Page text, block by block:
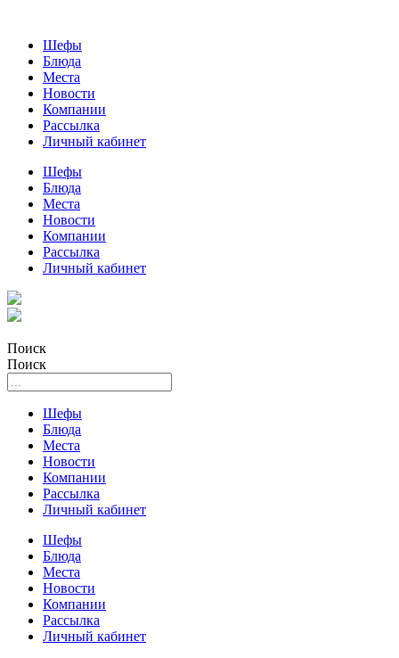
Шефы
Блюда
Места
Новости
Компании
Рассылка
Личный кабинет
Шефы
Блюда
Места
Новости
Компании
Рассылка
Личный кабинет
Поиск
Поиск
Шефы
Блюда
Места
Новости
Компании
Рассылка
Личный кабинет
Шефы
Блюда
Места
Новости
Компании
Рассылка
Личный кабинет